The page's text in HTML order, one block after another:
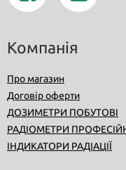
Компанія
Про магазин
Договір оферти
ДОЗИМЕТРИ ПОБУТОВІ
РАДІОМЕТРИ
ІНДИКАТОРИ РАДІАЦІЇ